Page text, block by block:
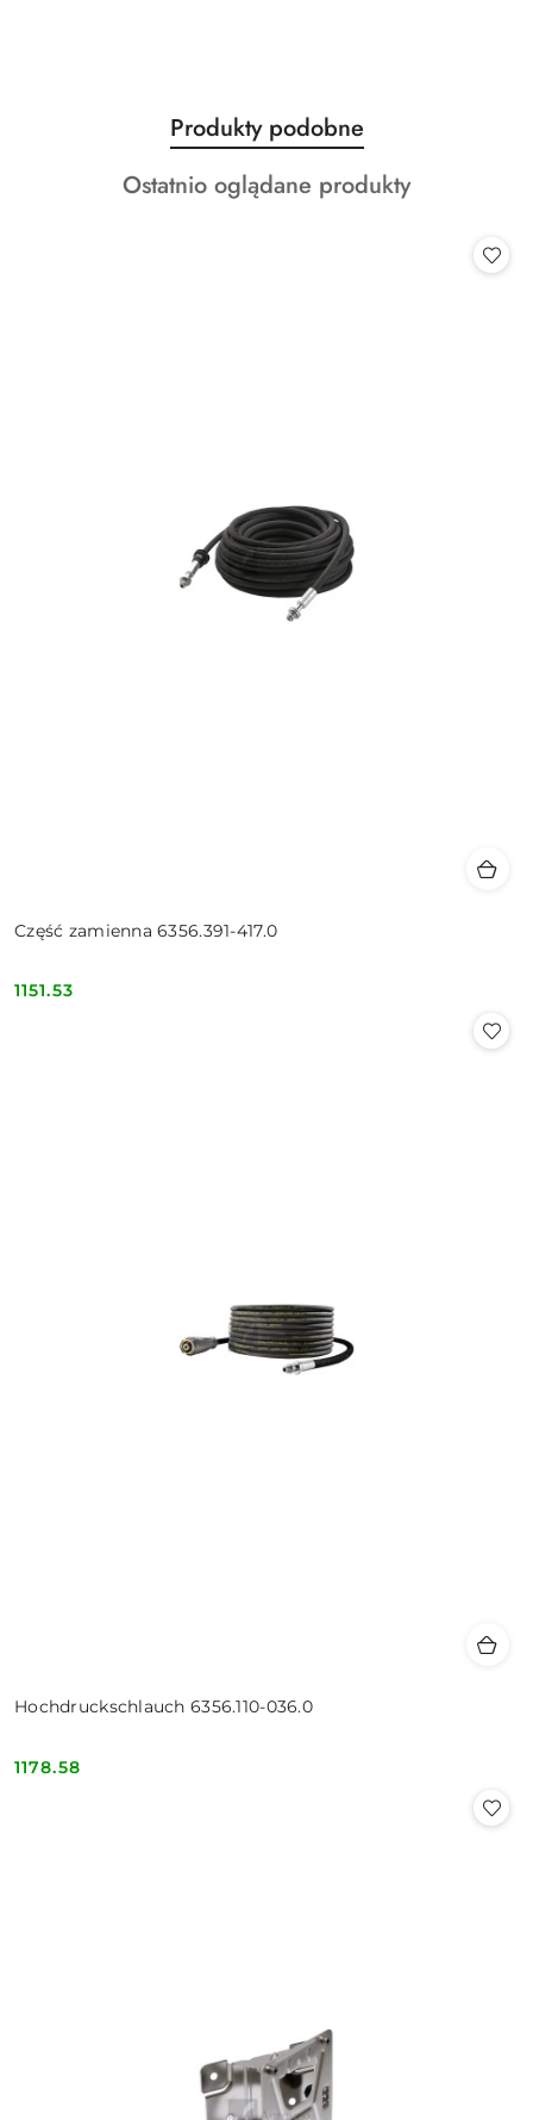
Pomiń karuzelę produktów
Produkty
o
statusie:
Produkty podobne
Produkty
Ostatnio oglądane produkty
Część zamienna 6356.391-417.0
Cena:
1151.53
Hochdruckschlauch 6356.110-036.0
Cena:
1178.58